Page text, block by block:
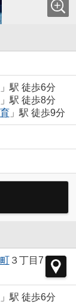
」駅 徒歩6分
」駅 徒歩8分
」駅 徒歩9分
３丁目7
」駅 徒歩6分